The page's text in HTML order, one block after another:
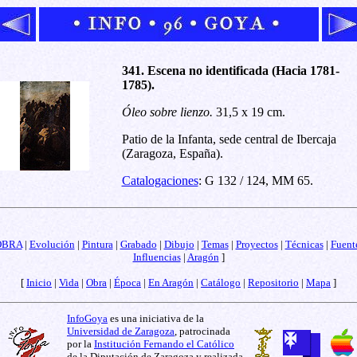
341. Escena no identificada (Hacia 1781-
1785).
Óleo sobre lienzo. 31,5 x 19 cm.
Patio de la Infanta, sede central de Ibercaja
(Zaragoza, España).
Catalogaciones: G 132 / 124, MM 65.
| Evolución| Pintura| Grabado | Dibujo | Temas| Proyectos| Técnicas|
Influencias| Aragón]
[ Inicio | Vida | Obra | Época | En Aragón | Catálogo | Repositorio | Mapa ]
InfoGoya es una iniciativa de la
Universidad de Zaragoza, patrocinada
por la Institución Fernando el Católico